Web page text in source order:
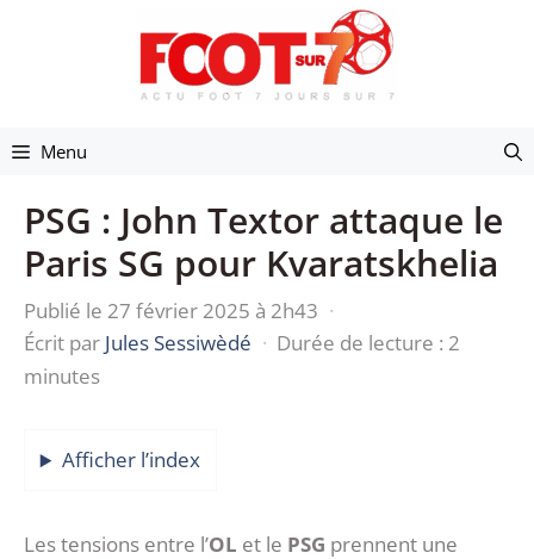
Menu
PSG : John Textor attaque le
Paris SG pour Kvaratskhelia
Publié le 27 février 2025 à 2h43 ·
Écrit par Jules Sessiwèdé · Durée de lecture : 2
minutes
Afficher l’index
Les tensions entre l’OL et le PSG prennent une